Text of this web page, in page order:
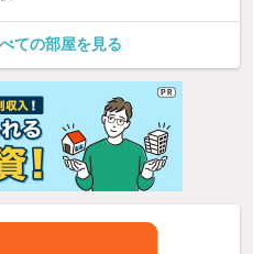
ての部屋を見る